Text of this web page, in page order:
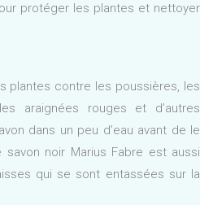
protéger les plantes et nettoyer
plantes contre les poussières, les
araignées rouges et d’autres
dans un peu d’eau avant de le
noir Marius Fabre est aussi
qui se sont entassées sur la